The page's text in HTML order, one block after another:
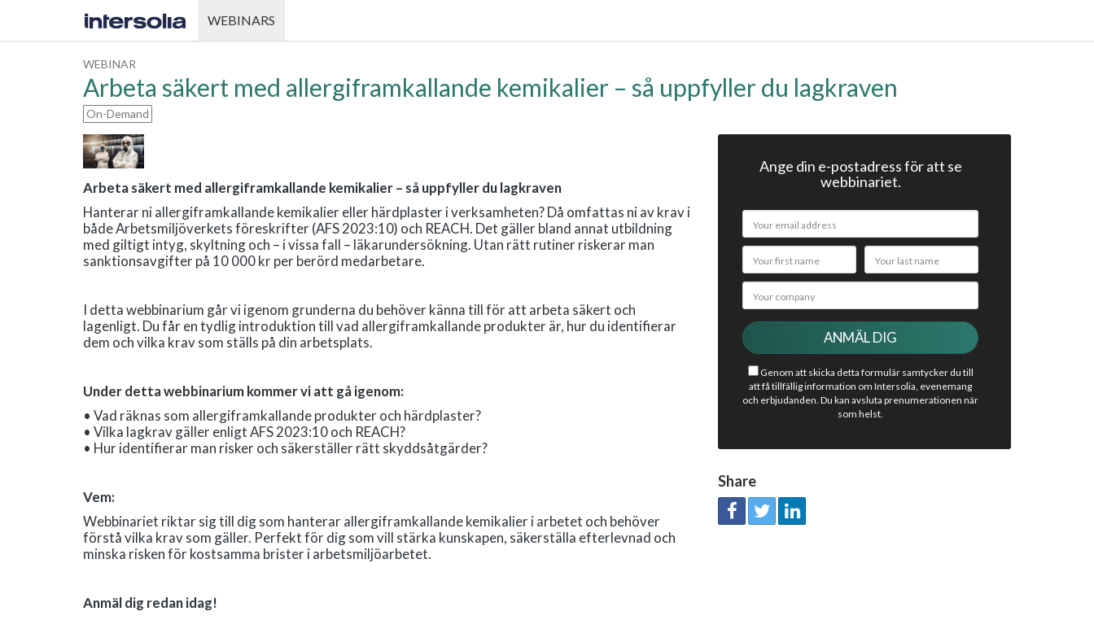
WEBINARS
WEBINAR
Arbeta säkert med allergiframkallande kemikalier – så uppfyller du lagkraven
On-Demand
Arbeta säkert med allergiframkallande kemikalier – så uppfyller du lagkraven
Hanterar ni allergiframkallande kemikalier eller härdplaster i verksamheten? Då omfattas ni av krav i
både Arbetsmiljöverkets föreskrifter (AFS 2023:10) och REACH. Det gäller bland annat utbildning
med giltigt intyg, skyltning och – i vissa fall – läkarundersökning. Utan rätt rutiner riskerar man
sanktionsavgifter på 10 000 kr per berörd medarbetare.
I detta webbinarium går vi igenom grunderna du behöver känna till för att arbeta säkert och
lagenligt. Du får en tydlig introduktion till vad allergiframkallande produkter är, hur du identifierar
dem och vilka krav som ställs på din arbetsplats.
Under detta webbinarium kommer vi att gå igenom:
• Vad räknas som allergiframkallande produkter och härdplaster?
• Vilka lagkrav gäller enligt AFS 2023:10 och REACH?
• Hur identifierar man risker och säkerställer rätt skyddsåtgärder?
Vem:
Webbinariet riktar sig till dig som hanterar allergiframkallande kemikalier i arbetet och behöver
förstå vilka krav som gäller. Perfekt för dig som vill stärka kunskapen, säkerställa efterlevnad och
minska risken för kostsamma brister i arbetsmiljöarbetet.
Anmäl dig redan idag!
Ange din e-postadress för att se
webbinariet.
Genom att skicka detta formulär samtycker du till
att få tillfällig information om Intersolia, evenemang
och erbjudanden. Du kan avsluta prenumerationen när
som helst.
Share